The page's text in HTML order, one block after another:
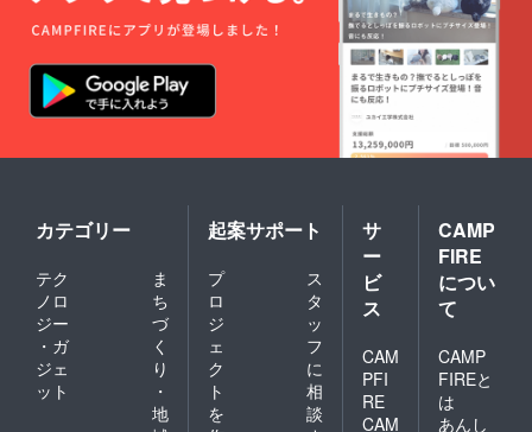
カテゴリー
テク
ノロ
ジー
・ガ
ジェ
ット
ま
ち
づ
く
り
・
地
起案サポート
プ
ロ
ジ
ェ
ク
ト
を
ス
タ
ッ
フ
に
相
談
サ
ー
ビ
ス
CAM
PFI
RE
CAM
CAMP
FIRE
につい
て
CAMP
FIREと
は
あんし